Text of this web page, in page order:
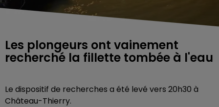
Les plongeurs ont vainement
recherché la fillette tombée à l'eau
Le dispositif de recherches a été levé vers 20h30 à
Château-Thierry.